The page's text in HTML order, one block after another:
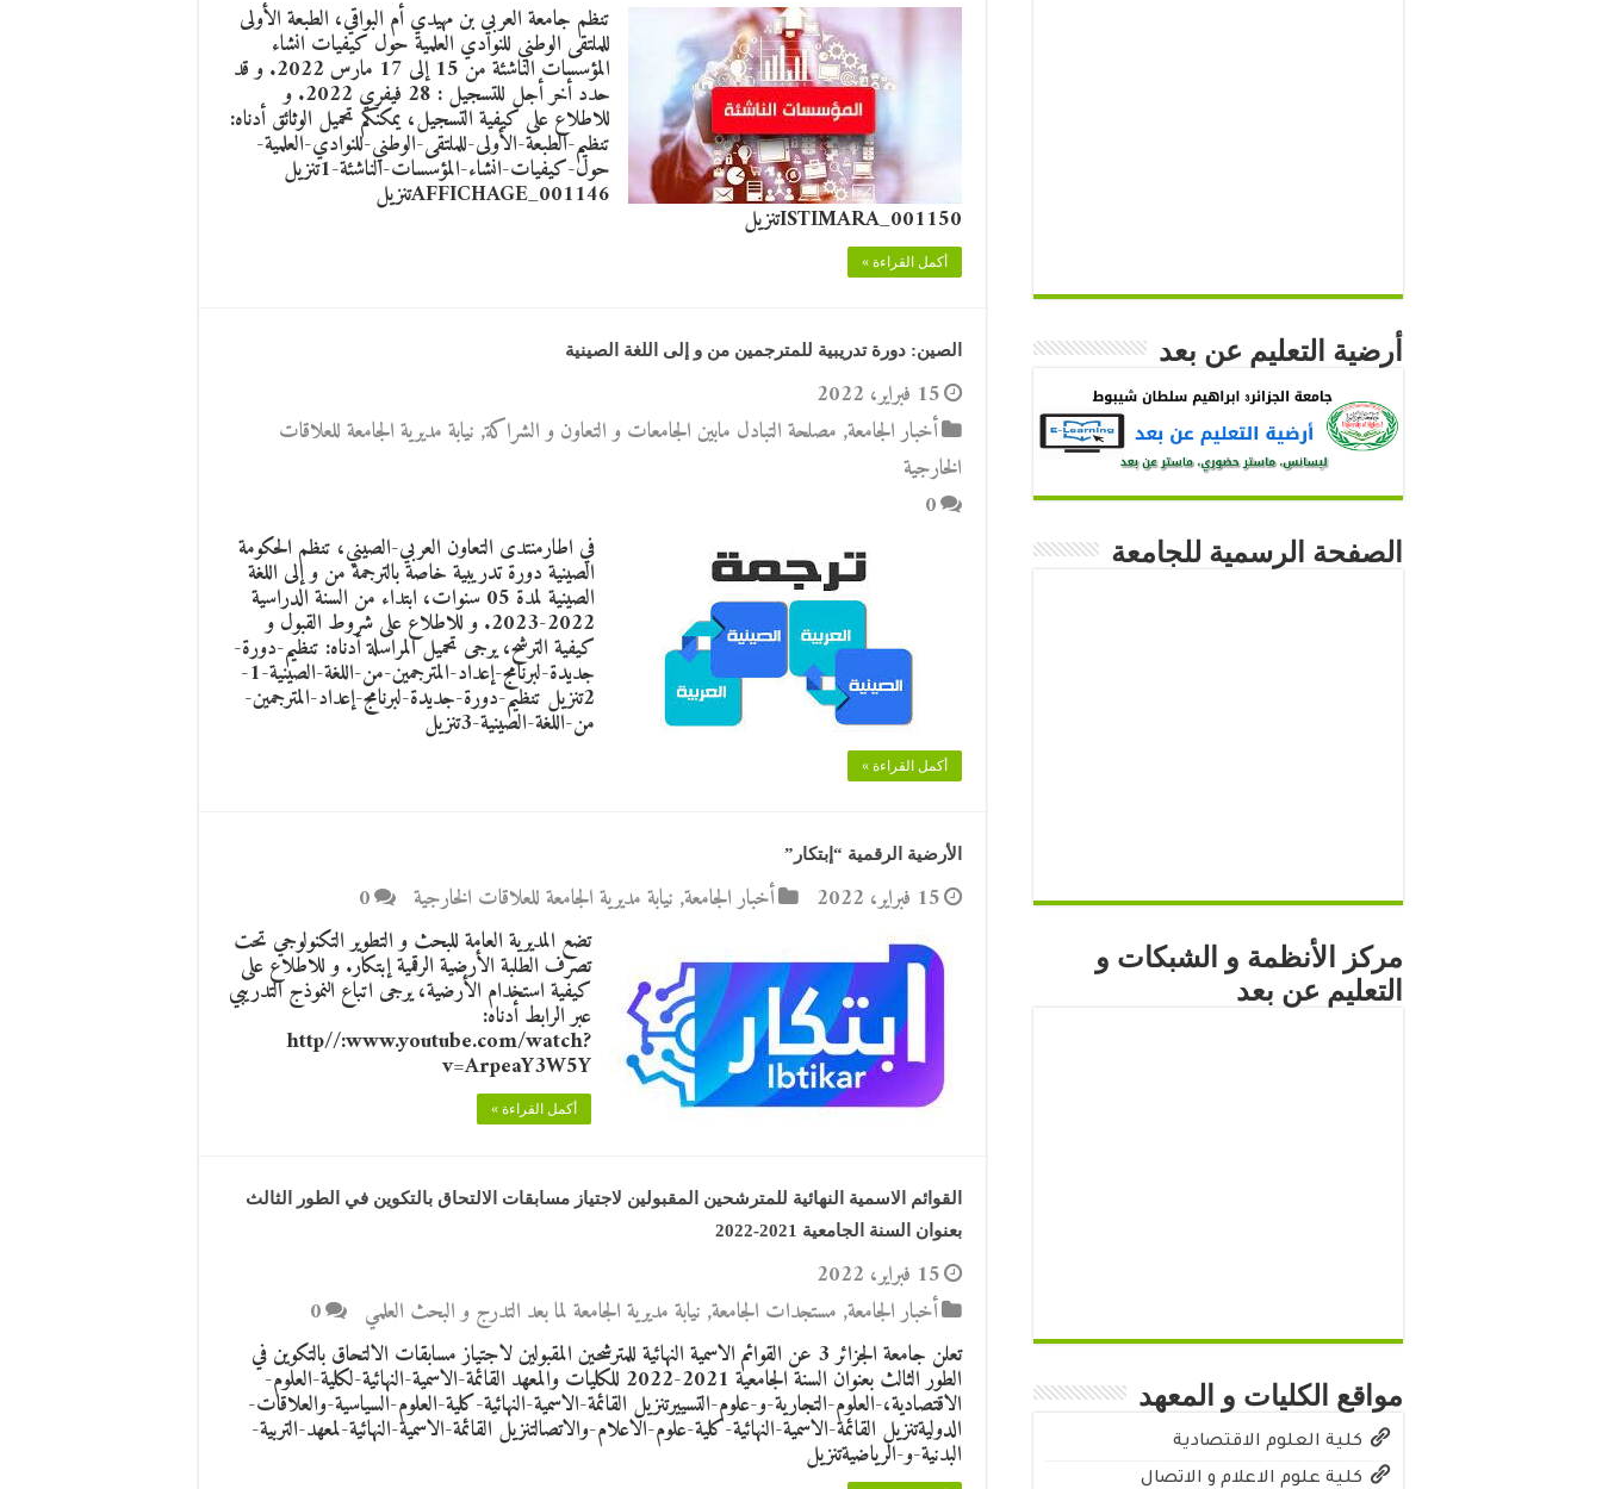
تنظم جامعة العربي بن مهيدي أم البواقي، الطبعة الأولى
للملتقى الوطني للنوادي العلمية حول كيفيات انشاء
المؤسسات الناشئة من 15 إلى 17 مارس 2022. و قد
حدد أخر أجل للتسجيل : 28 فيفري 2022. و
للاطلاع على كيفية التسجيل، يمكنكم تحميل الوثائق أدناه:
تنظيم-الطبعة-الأولى-للملتقى-الوطني-للنوادي-العلمية-
حول-كيفيات-انشاء-المؤسسات-الناشئة-1تنزيل
AFFICHAGE_001146تنزيل
ISTIMARA_001150تنزيل
أكمل القراءة »
الصين: دورة تدريبية للمترجمين من و إلى اللغة الصينية
15 فبراير، 2022
أخبار الجامعة, مصلحة التبادل مابين الجامعات و التعاون و الشراكة, نيابة مديرية الجامعة للعلاقات
الخارجية
0
في اطارمنتدى التعاون العربي-الصيني، تنظم الحكومة
الصينية دورة تدريبية خاصة بالترجمة من و إلى اللغة
الصينية لمدة 05 سنوات، ابتداء من السنة الدراسية
2022-2023. و للاطلاع على شروط القبول و
كيفية الترشح، يرجى تحميل المراسلة أدناه: تنظيم-دورة-
جديدة-لبرنامج-إعداد-المترجمين-من-اللغة-الصينية-1-
2تنزيل تنظيم-دورة-جديدة-لبرنامج-إعداد-المترجمين-
من-اللغة-الصينية-3تنزيل
أكمل القراءة »
الأرضية الرقمية “إبتكار”
15 فبراير، 2022 أخبار الجامعة, نيابة مديرية الجامعة للعلاقات الخارجية
0
تضع المديرية العامة للبحث و التطوير التكنولوجي تحت
تصرف الطلبة الأرضية الرقمية إبتكار. و للاطلاع على
كيفية استخدام الأرضية، يرجى اتباع النموذج التدريبي
عبر الرابط أدناه:
http//:www.youtube.com/watch?
v=ArpeaY3W5Y
أكمل القراءة »
القوائم الاسمية النهائية للمترشحين المقبولين لاجتياز مسابقات الالتحاق بالتكوين في الطور الثالث
بعنوان السنة الجامعية 2021-2022
15 فبراير، 2022
أخبار الجامعة, مستجدات الجامعة, نيابة مديرية الجامعة لما بعد التدرج و البحث العلمي
0
تعلن جامعة الجزائر 3 عن القوائم الاسمية النهائية للمترشحين المقبولين لاجتياز مسابقات الالتحاق بالتكوين في
الطور الثالث بعنوان السنة الجامعية 2021-2022 للكليات والمعهد القائمة-الاسمية-النهائية-لكلية-العلوم-
الاقتصادية،-العلوم-التجارية-و-علوم-التسييرتنزيل القائمة-الاسمية-النهائية-كلية-العلوم-السياسية-والعلاقات-
الدوليةتنزيل القائمة-الاسمية-النهائية-كلية-علوم-الاعلام-والاتصالتنزيل القائمة-الاسمية-النهائية-لمعهد-التربية-
البدنية-و-الرياضيةتنزيل
أرضية التعليم عن بعد
الصفحة الرسمية للجامعة
مركز الأنظمة و الشبكات و
التعليم عن بعد
مواقع الكليات و المعهد
كلية العلوم الاقتصادية
كلية علوم الاعلام و الاتصال